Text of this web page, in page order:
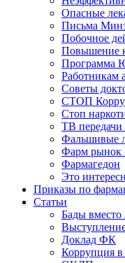
Опасные
Письма
Побочное
Повышение
Программа
Работникам
Советы
СТОП
Стоп
ТВ передачи
Фальшивые
Фарм рынок
Фармагедон
Это
Приказы по
Статьи
Бады вместо
Доклад ФК
Коррупция